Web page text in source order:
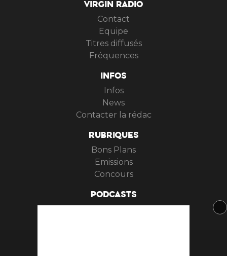
VIRGIN RADIO
Contact
Equipe
Titres diffusés
Fréquences
INFOS
Infos
News
Contacter la rédac
RUBRIQUES
Bons Plans
Emissions
Concours
PODCASTS